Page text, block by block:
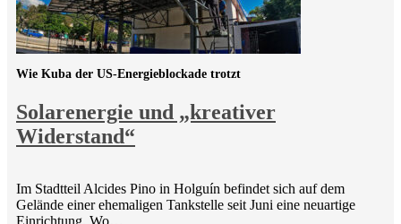
Solarenergie und „kreativer
Widerstand“
Wie Kuba der US-Energieblockade trotzt
Im Stadtteil Alcides Pino in Holguín befindet sich auf dem
Gelände einer ehemaligen Tankstelle seit Juni eine neuartige
Einrichtung. Wo…